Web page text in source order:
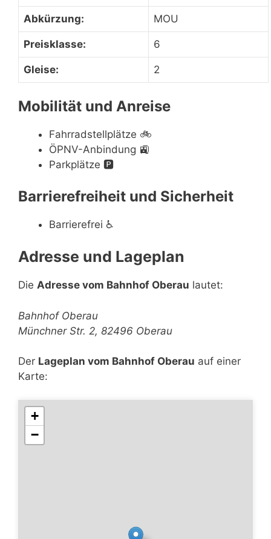
Abkürzung: MOU
Preisklasse: 6
Gleise: 2
Mobilität und Anreise
Fahrradstellplätze 🚲
ÖPNV-Anbindung 🚉
Parkplätze 🅿️
Barrierefreiheit und Sicherheit
Barrierefrei ♿
Adresse und Lageplan
Die Adresse vom Bahnhof Oberau lautet:
Bahnhof Oberau
Münchner Str. 2, 82496 Oberau
Der Lageplan vom Bahnhof Oberau auf einer
Karte:
+
−